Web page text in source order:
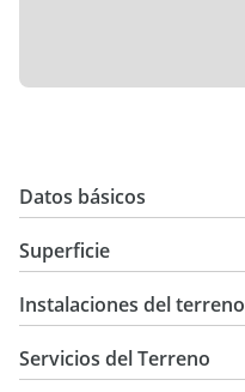
Datos básicos
Superficie
Instalaciones del terreno
Servicios del Terreno